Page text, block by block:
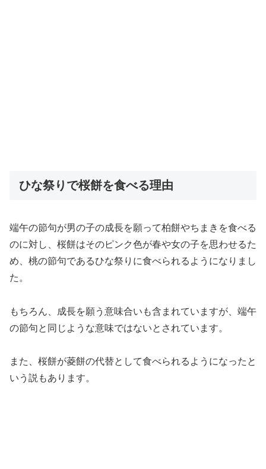
ひな祭りで桜餅を食べる理由
端午の節句が男の子の成長を願って柏餅やちまきを食べる
のに対し、桜餅はそのピンク色が春や女の子を思わせるた
め、桃の節句であるひな祭りに食べられるようになりまし
た。
もちろん、成長を願う意味合いも含まれていますが、端午
の節句と同じような意味ではないとされています。
また、桜餅が菱餅の代替として食べられるようになったと
いう説もあります。